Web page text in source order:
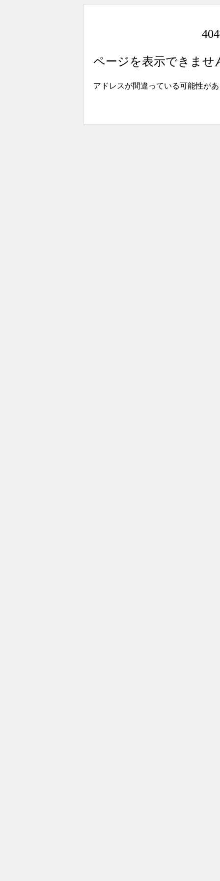
ページを表示できませ
アドレスが間違っている可能性が